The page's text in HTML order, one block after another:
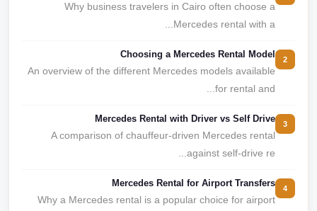
Why business travelers in Cairo often choose a
Mercedes rental with a...
Choosing a Mercedes Rental Model
An overview of the different Mercedes models available
for rental and...
Mercedes Rental with Driver vs Self Drive
A comparison of chauffeur-driven Mercedes rental
against self-drive re...
Mercedes Rental for Airport Transfers
Why a Mercedes rental is a popular choice for airport